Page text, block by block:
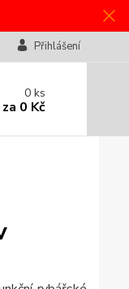
Přihlášení
0ks
za 0 Kč